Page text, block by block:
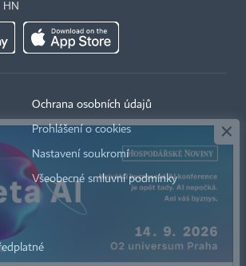
HN
Ochrana osobních údajů
Prohlášení o cookies
Nastavení soukromí
Všeobecné smluvní podmínky